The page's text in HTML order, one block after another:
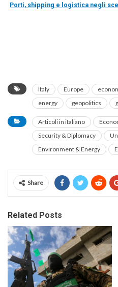
Porti, shipping e logistica negli
Italy Europe
energy
geopolitics
Articoli in italiano
Security & Diplomacy
Environment & Energy
Share
Related Posts